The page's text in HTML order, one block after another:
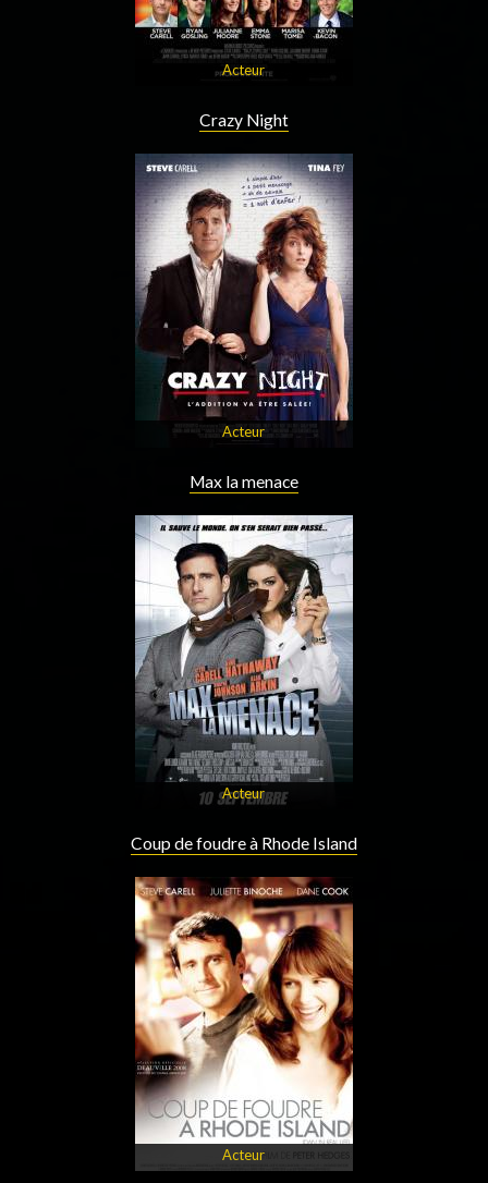
Acteur
Crazy Night
Acteur
Max la menace
Acteur
Coup de foudre à Rhode Island
Acteur